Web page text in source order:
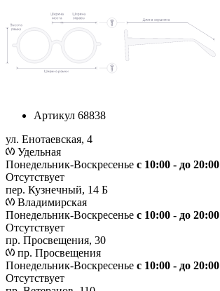
Артикул 68838
ул. Енотаевская, 4
Удельная
Понедельник-Воскресенье с 10:00 - до 20:00
Отсутствует
пер. Кузнечный, 14 Б
Владимирская
Понедельник-Воскресенье с 10:00 - до 20:00
Отсутствует
пр. Просвещения, 30
пр. Просвещения
Понедельник-Воскресенье c 10:00 - до 20:00
Отсутствует